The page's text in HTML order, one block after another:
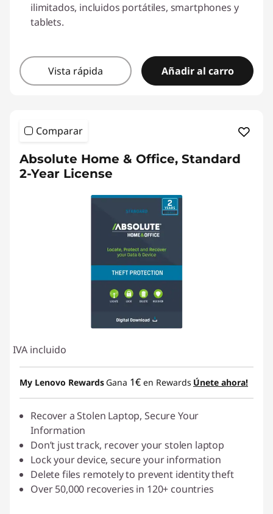
ilimitados, incluidos portátiles, smartphones y
tablets.
Vista rápida Añadir al carro
Comparar
Absolute Home & Office, Standard
2-Year License
IVA incluido
My Lenovo Rewards Gana 1€ en Rewards Únete ahora!
Recover a Stolen Laptop, Secure Your
Information
Don’t just track, recover your stolen laptop
Lock your device, secure your information
Delete files remotely to prevent identity theft
Over 50,000 recoveries in 120+ countries